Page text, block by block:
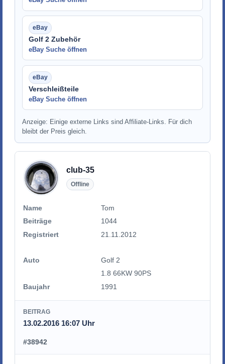
Golf 2 Zubehör
eBay Suche öffnen
Verschleißteile
eBay Suche öffnen
Anzeige: Einige externe Links sind Affiliate-Links. Für dich
bleibt der Preis gleich.
club-35
Offline
Name
Tom
Beiträge
1044
Registriert
21.11.2012
Auto
Golf 2
1.8 66KW 90PS
Baujahr
1991
BEITRAG
13.02.2016 16:07 Uhr
#38942